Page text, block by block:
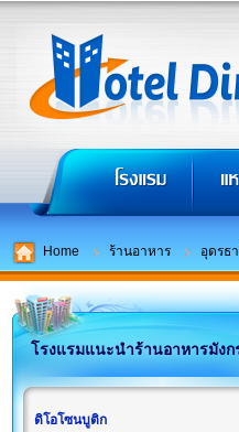
Home ร้านอาหาร อุดรธ
โรงแรมแนะนำร้านอาหารมังก
ดิโอโซนบูติก